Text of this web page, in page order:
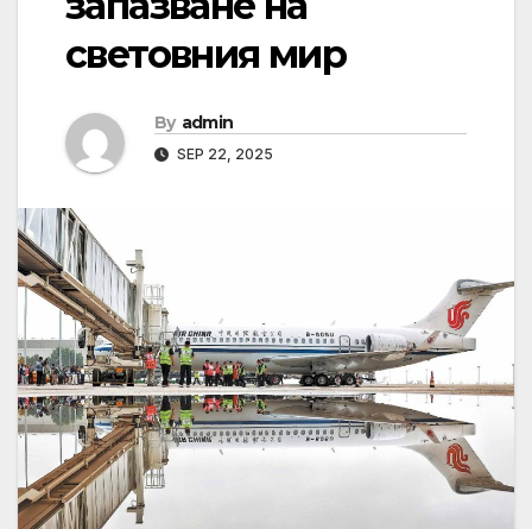
световния мир
By admin
SEP 22, 2025